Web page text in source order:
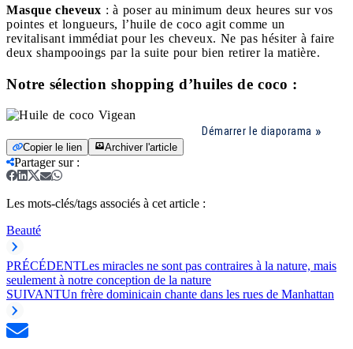
Masque cheveux : à poser au minimum deux heures sur vos
pointes et longueurs, l’huile de coco agit comme un
revitalisant immédiat pour les cheveux. Ne pas hésiter à faire
deux shampooings par la suite pour bien retirer la matière.
Notre sélection shopping d’huiles de coco :
Démarrer le diaporama
Copier le lien Archiver l'article
Partager sur:
Les mots-clés/tags associés à cet article :
Beauté
PRÉCÉDENTLes miracles ne sont pas contraires à la nature, mais
seulement à notre conception de la nature
SUIVANTUn frère dominicain chante dans les rues de Manhattan